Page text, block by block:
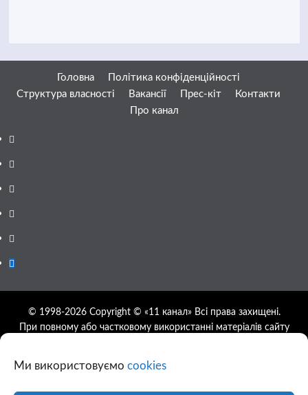
Ми використовуємо cookies
Головна
Політика конфіденційності
Структура власності
Вакансії Прес-кіт
Контакти
Про канал
Facebook
YouTube
Telegram
Instagram
Twitter
Google
© 1998-2026 Copyright © «11 канал» Всі права захищені.
При повному або частковому використанні матеріалів сайту